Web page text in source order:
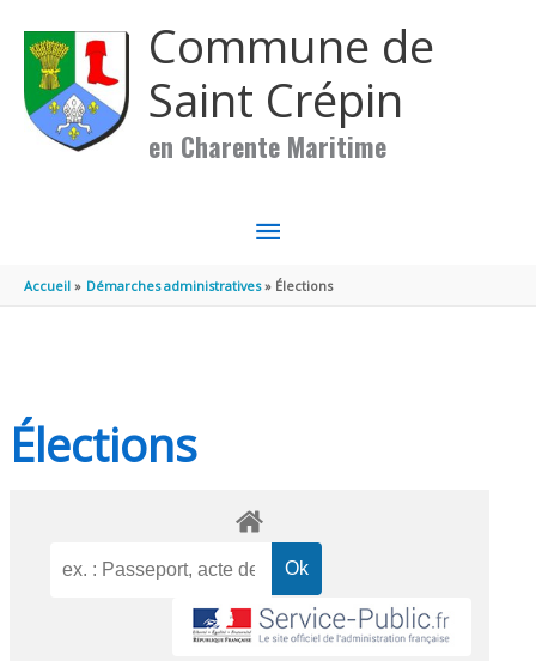
Commune de
Saint Crépin
en Charente Maritime
MENU
PRINCIPAL
Accueil Démarches administratives Élections
Élections